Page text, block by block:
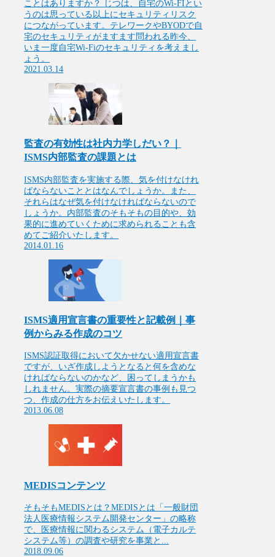
ことはありますか？ じつは、自宅のWi-FIとい
うのは思っている以上にセキュリティリスク
につながっています。テレワークやBYODで自
宅のセキュリティがますます問われる昨今、
いま一度自宅Wi-Fiのセキュリティを考えまし
ょう。
2021.03.14
監査の有効性は社内力学しだい？｜
ISMS内部監査の課題とは
ISMS内部監査を実施する際、気を付けなけれ
ばならないこととはなんでしょうか。また、
それらはなぜ気を付けなければならないので
しょうか。内部監査のそもそもの目的や、効
果的に進めていくために求められることも含
めてご紹介いたします。
2014.01.16
ISMS適用宣言書の重要性と記載例｜事
例からみる作成のコツ
ISMS認証取得において欠かせない適用宣言書
ですが、いざ作成しようとなると何を含めな
ければならないのかなど、困ってしまうかも
しれません。実際の摘要宣言書の事例も見つ
つ、作成の仕方をお伝えいたします。
2013.06.08
MEDISコンテンツ
そもそもMEDISとは？MEDISとは「一般財団
法人医療情報システム開発センター」の略称
で、医療情報に関わるシステム（電子カルテ
システム等）の調査や研究を事業と...
2018.09.06